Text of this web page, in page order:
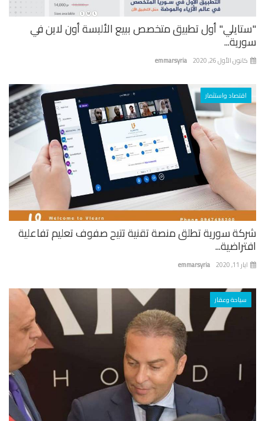
أول تطبيق متخصص ببيع الألبسة أون لاين في
emmarsyria الأول 26, 2020
اقتصاد واستثمار
سورية تطلق منصة تقنية تتيح صفوف تعليم تفاعلية
emmarsyria
سياحة وعقار